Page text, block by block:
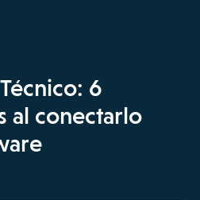
6
al conectarlo